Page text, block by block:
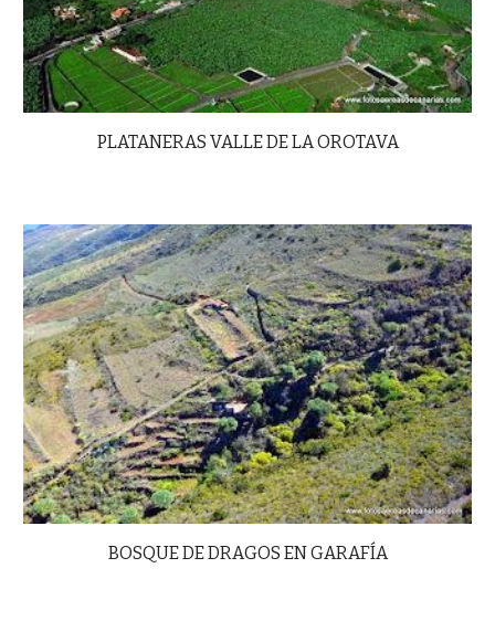
PLATANERAS VALLE DE LA OROTAVA
BOSQUE DE DRAGOS EN GARAFÍA